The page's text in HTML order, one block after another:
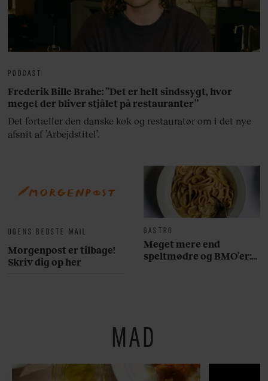
UGENS BEDSTE MAIL
Morgenpost er tilbage!
Skriv dig op her
GASTRO
Meget mere end
speltmødre og BMO’er:
PODCAST
Frederik Bille Brahe: ”Det er helt sindssygt, hvor
meget der bliver stjålet på restauranter”
Det fortæller den danske kok og restauratør om i det nye
afsnit af ’Arbejdstitel’.
MAD